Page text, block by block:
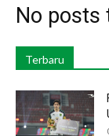
No posts
Terbaru